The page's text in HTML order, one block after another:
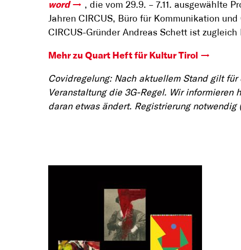
word
, die vom 29.9. – 7.11. ausgewählte
Jahren CIRCUS, Büro für Kommunikation
CIRCUS-Gründer Andreas Schett ist zugleich
Mehr zu Quart Heft für Kultur Tirol
Covidregelung: Nach aktuellem Stand gilt für
Veranstaltung die 3G-Regel. Wir informieren
daran etwas ändert. Registrierung notwendig